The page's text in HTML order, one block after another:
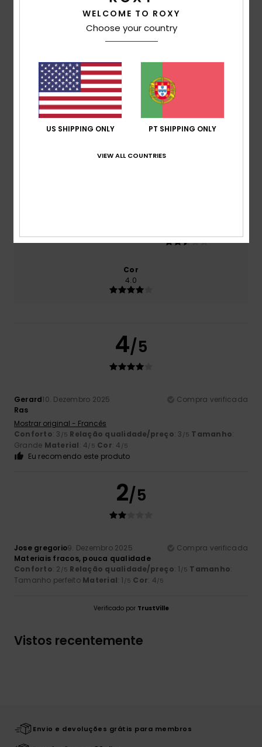
3.0/5
baseado em2 avaliações verificadasdesde
Dezembro 2025
50% dos nossos clientes recomendam este
produto
Conforto
Muito pequenoDemasiado grande
Cor
4.0
4/5
Gerard10. Dezembro 2025
Compra verificada
Ras
Mostrar original - Francês
Conforto: 3 /5 Relação qualidade/preço: 3 /5 Tamanho:
Grande Material: 4/5 Cor: 4 /5
Eu recomendo este produto
2/5
Jose gregorio9. Dezembro 2025
Compra verificada
Materiais fracos, pouca qualidade
Conforto: 2 /5 Relação qualidade/preço: 1 /5 Tamanho:
Tamanho perfeito Material: 1 /5 Cor: 4/5
Verificado por TrustVille
Vistos recentemente
Envio e devoluções grátis para membros
WELCOME TO ROXY
Choose your country
US SHIPPING ONLY PT SHIPPING ONLY
VIEW ALL COUNTRIES